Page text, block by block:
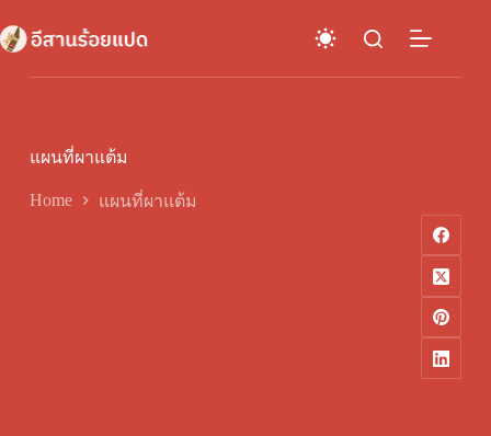
to
content
แผนที่ผาแต้ม
Home แผนที่ผาแต้ม